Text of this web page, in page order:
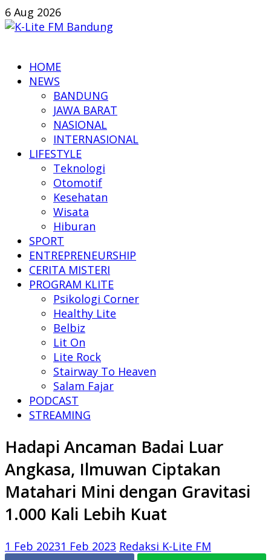
Skip
to
6 Aug 2026
Lite
Bandung
News
HOME
NEWS
BANDUNG
JAWA BARAT
NASIONAL
INTERNASIONAL
LIFESTYLE
Teknologi
Otomotif
Kesehatan
Wisata
Hiburan
SPORT
ENTREPRENEURSHIP
CERITA MISTERI
PROGRAM KLITE
Psikologi Corner
Healthy Lite
Belbiz
Lit On
Lite Rock
Stairway To Heaven
Salam Fajar
PODCAST
STREAMING
Hadapi Ancaman Badai Luar
Angkasa, Ilmuwan Ciptakan
Matahari Mini dengan Gravitasi
1.000 Kali Lebih Kuat
1 Feb 20231 Feb 2023 Redaksi K-Lite FM